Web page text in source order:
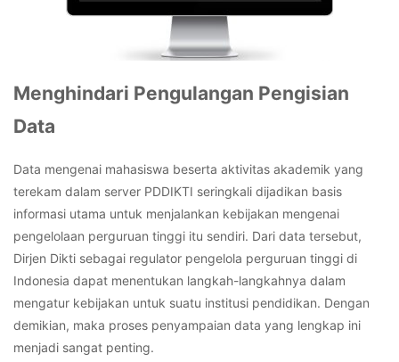
Menghindari Pengulangan Pengisian
Data
Data mengenai mahasiswa beserta aktivitas akademik yang
terekam dalam server PDDIKTI seringkali dijadikan basis
informasi utama untuk menjalankan kebijakan mengenai
pengelolaan perguruan tinggi itu sendiri. Dari data tersebut,
Dirjen Dikti sebagai regulator pengelola perguruan tinggi di
Indonesia dapat menentukan langkah-langkahnya dalam
mengatur kebijakan untuk suatu institusi pendidikan. Dengan
demikian, maka proses penyampaian data yang lengkap ini
menjadi sangat penting.